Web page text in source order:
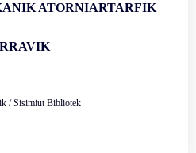
ATORNIARTARFIK
/ Sisimiut Bibliotek